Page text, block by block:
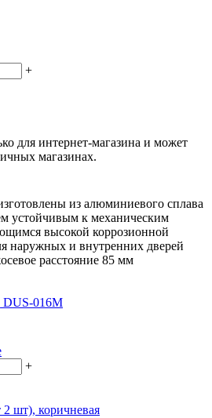
+
для интернет-магазина и может
магазинах.
из алюминиевого сплава
устойчивым к механическим
высокой коррозионной
наружных и внутренних дверей
расстояние 85 мм
DUS-016M
+
2 шт), коричневая